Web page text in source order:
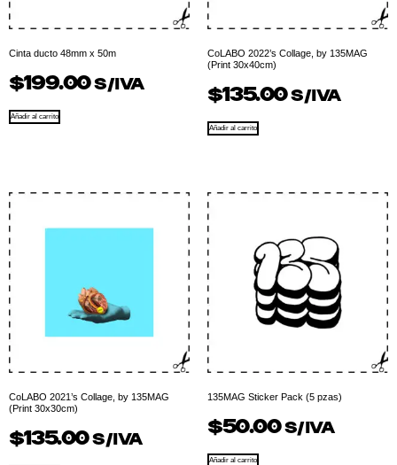
Cinta ducto 48mm x 50m
$199.00 S/IVA
Añadir al carrito
CoLABO 2022’s Collage, by 135MAG
(Print 30x40cm)
$135.00 S/IVA
Añadir al carrito
CoLABO 2021’s Collage, by 135MAG
(Print 30x30cm)
$135.00 S/IVA
135MAG Sticker Pack (5 pzas)
$50.00 S/IVA
Añadir al carrito